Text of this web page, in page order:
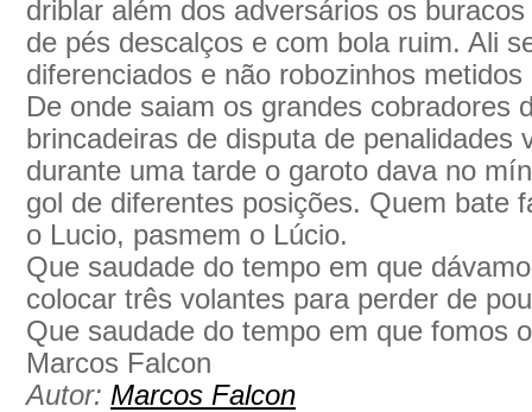
driblar além dos adversários os
de pés descalços e com bola ruim. Ali
diferenciados e não robozinhos
De onde saiam os grandes cobradores
brincadeiras de disputa de penalidades
durante uma tarde o garoto dava no
gol de diferentes posições. Quem bate
o Lucio, pasmem o Lúcio.
Que saudade do tempo em que
colocar três volantes para perder de
Que saudade do tempo em que fomos
Marcos Falcon
Autor: Marcos Falcon